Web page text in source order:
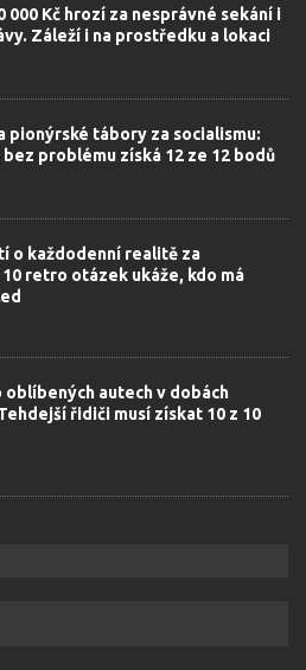
000 Kč hrozí za nesprávné sekání i
Záleží i na prostředku a lokaci
pionýrské tábory za socialismu:
bez problému získá 12 ze 12 bodů
o každodenní realitě za
10 retro otázek ukáže, kdo má
oblíbených autech v dobách
řidiči musí získat 10 z 10